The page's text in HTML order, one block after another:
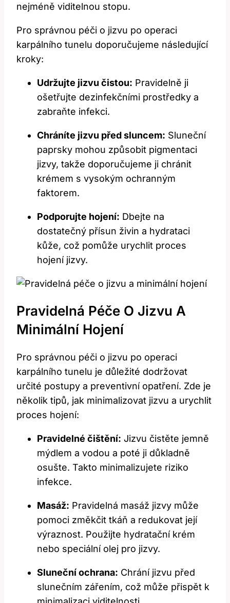
nejméně viditelnou stopu.
Pro správnou péči o jizvu po operaci
karpálního tunelu doporučujeme následující
kroky:
Udržujte jizvu ⁢čistou: Pravidelně ⁤ji
ošetřujte dezinfekčními prostředky a
zabraňte infekci.
Chráníte jizvu před⁢ sluncem: Sluneční
paprsky mohou způsobit pigmentaci
jizvy, takže doporučujeme ji chránit
krémem s vysokým ochranným
faktorem.
Podporujte hojení: Dbejte na
dostatečný přísun živin a hydrataci
kůže, což pomůže urychlit proces
hojení jizvy.
Pravidelná Péče O Jizvu A⁤
Minimální Hojení
Pro správnou péči o jizvu po operaci‍
karpálního tunelu‌ je důležité​ dodržovat
určité postupy a preventivní opatření. Zde je
několik⁣ tipů, jak minimalizovat jizvu ‌a urychlit
proces hojení:
Pravidelné čištění: Jizvu‌ čistěte jemně
mýdlem a vodou a poté ji důkladně
osušte. Takto ⁢minimalizujete riziko
infekce.
Masáž: Pravidelná masáž​ jizvy může
pomoci změkčit tkáň a redukovat její
výraznost. Použijte hydratační krém
nebo speciální olej pro jizvy.
Sluneční ochrana: Chrání jizvu před
slunečním zářením,​ což může⁤ přispět k​